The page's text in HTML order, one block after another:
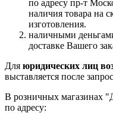
по адресу пр-т
наличия товара на
изготовления.
наличными
доставке Вашего
Для юридических лиц
выставляется после
В розничных магазинах
по адресу: